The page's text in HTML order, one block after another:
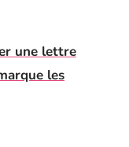
une lettre
les